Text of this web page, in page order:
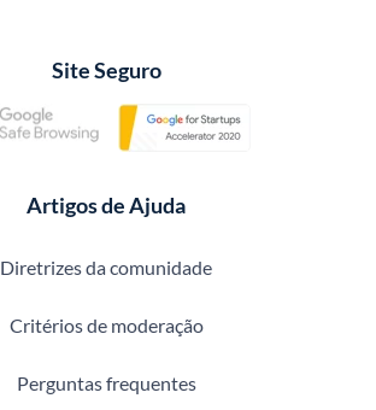
Site Seguro
Artigos de Ajuda
Diretrizes da comunidade
Critérios de moderação
Perguntas frequentes